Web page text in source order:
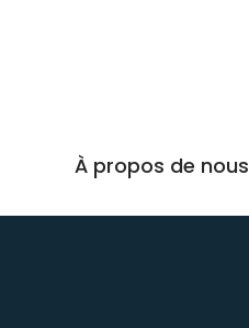
À propos de nous